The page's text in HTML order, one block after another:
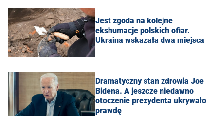
Jest zgoda na kolejne
ekshumacje polskich ofiar.
Ukraina wskazała dwa miejsca
Dramatyczny stan zdrowia Joe
Bidena. A jeszcze niedawno
otoczenie prezydenta ukrywało
prawdę